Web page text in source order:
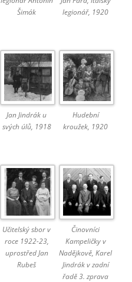
Šimák
legionář, 1920
Jan Jindrák u
svých úlů, 1918
Hudební
kroužek, 1920
Učitelský sbor v
roce 1922-23,
uprostřed Jan
Rubeš
Činovníci
Kampeličky v
Nadějkově, Karel
Jindrák v zadní
řadě 3. zprava